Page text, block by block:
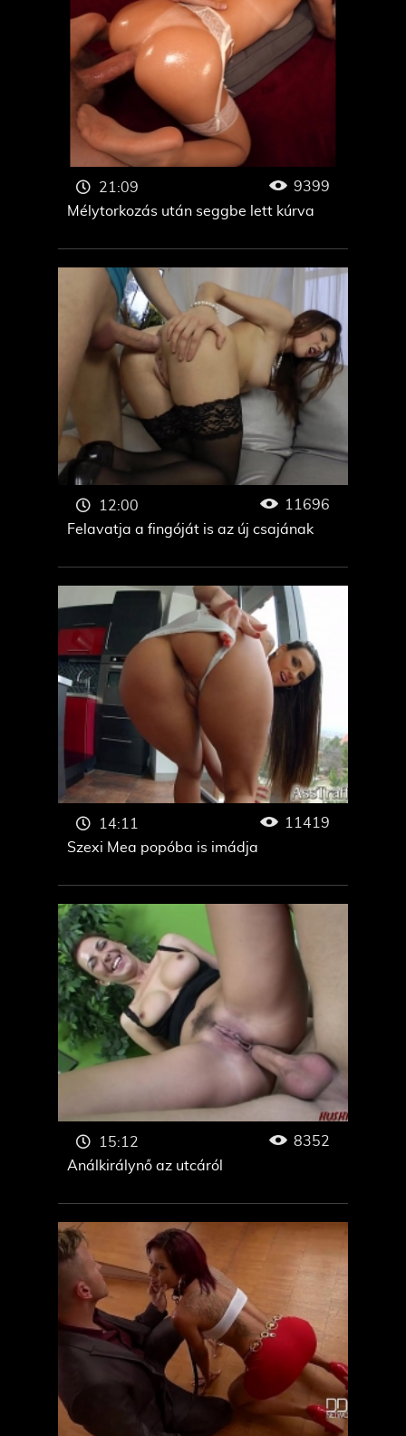
Mélytorkozás után seggbe lett kúrva
21:09 9399
Felavatja a fingóját is az új csajának
12:00 11696
Szexi Mea popóba is imádja
14:11 11419
Análkirálynő az utcáról
15:12 8352